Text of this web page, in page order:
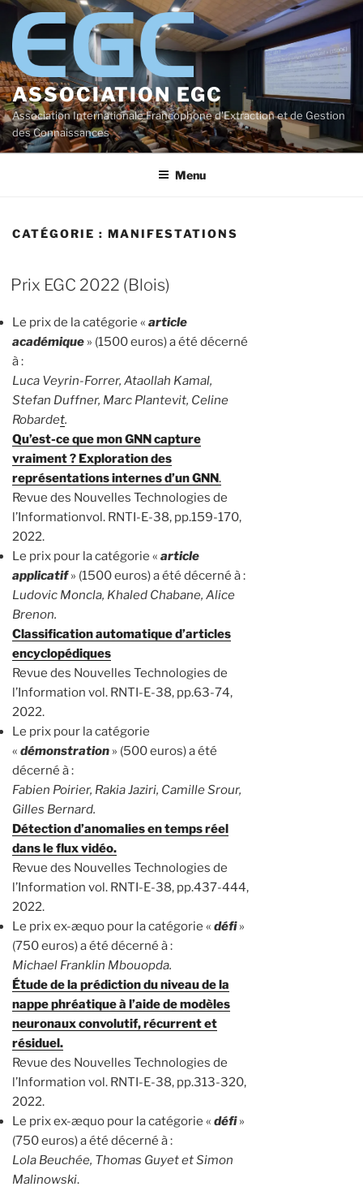
Aller
contenu
principal
ASSOCIATION EGC
Association Internationale Francophone d'Extraction et de Gestion
des Connaissances
Menu
CATÉGORIE : MANIFESTATIONS
Prix EGC 2022 (Blois)
Le prix de la catégorie « article
académique » (1500 euros) a été décerné
à :
Luca Veyrin-Forrer, Ataollah Kamal,
Stefan Duffner, Marc Plantevit, Celine
Robardet.
Qu’est-ce que mon GNN capture
vraiment ? Exploration des
représentations internes d’un GNN.
Revue des Nouvelles Technologies de
l’Informationvol. RNTI-E-38, pp.159-170,
2022.
Le prix pour la catégorie « article
applicatif» (1500 euros) a été décerné à :
Ludovic Moncla, Khaled Chabane, Alice
Brenon.
Classification automatique d’articles
encyclopédiques
Revue des Nouvelles Technologies de
l’Information vol. RNTI-E-38, pp.63-74,
2022.
Le prix pour la catégorie
« démonstration » (500 euros) a été
décerné à :
Fabien Poirier, Rakia Jaziri, Camille Srour,
Gilles Bernard.
Détection d’anomalies en temps réel
dans le flux vidéo.
Revue des Nouvelles Technologies de
l’Information vol. RNTI-E-38, pp.437-444,
2022.
Le prix ex-æquo pour la catégorie « défi»
(750 euros) a été décerné à :
Michael Franklin Mbouopda.
Étude de la prédiction du niveau de la
nappe phréatique à l’aide de modèles
neuronaux convolutif, récurrent et
résiduel.
Revue des Nouvelles Technologies de
l’Information vol. RNTI-E-38, pp.313-320,
2022.
Le prix ex-æquo pour la catégorie « défi»
(750 euros) a été décerné à :
Lola Beuchée, Thomas Guyet et Simon
Malinowski.